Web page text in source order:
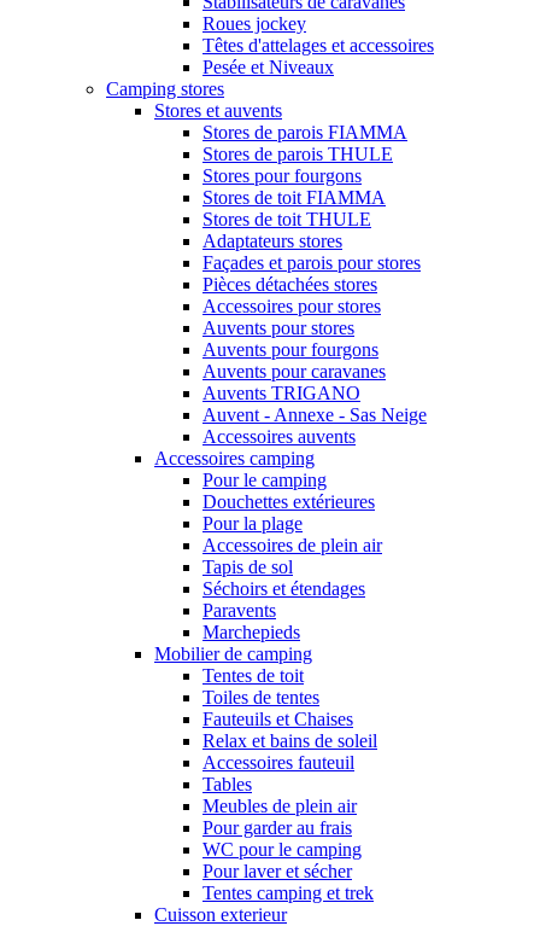
Roues jockey
Têtes d'attelages et accessoires
Pesée et Niveaux
Camping stores
Stores et auvents
Stores de parois FIAMMA
Stores de parois THULE
Stores pour fourgons
Stores de toit FIAMMA
Stores de toit THULE
Adaptateurs stores
Façades et parois pour stores
Pièces détachées stores
Accessoires pour stores
Auvents pour stores
Auvents pour fourgons
Auvents pour caravanes
Auvents TRIGANO
Auvent - Annexe - Sas Neige
Accessoires auvents
Accessoires camping
Pour le camping
Douchettes extérieures
Pour la plage
Accessoires de plein air
Tapis de sol
Séchoirs et étendages
Paravents
Marchepieds
Mobilier de camping
Tentes de toit
Toiles de tentes
Fauteuils et Chaises
Relax et bains de soleil
Accessoires fauteuil
Tables
Meubles de plein air
Pour garder au frais
WC pour le camping
Pour laver et sécher
Tentes camping et trek
Cuisson exterieur